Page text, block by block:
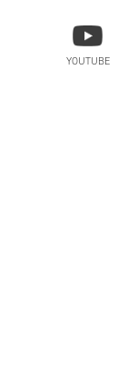
YOUTUBE